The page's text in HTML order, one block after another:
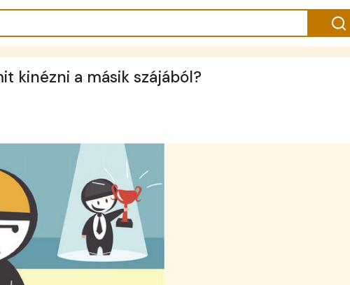
kinézni a másik szájából?